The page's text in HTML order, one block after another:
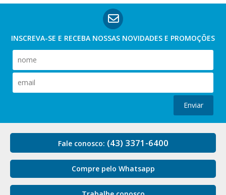
INSCREVA-SE E RECEBA NOSSAS NOVIDADES E PROMOÇÕES
Enviar
Fale conosco: (43) 3371-6400
Compre pelo Whatsapp